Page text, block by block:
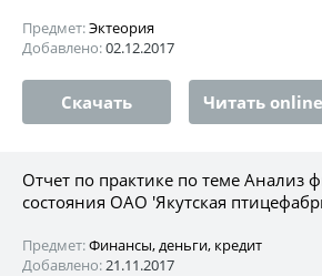
Предмет:Эктеория
Добавлено:02.12.2017
Скачать Читать online
Отчет по практике по теме Анализ
состояния ОАО 'Якутская
Предмет:Финансы, деньги, кредит
Добавлено:21.11.2017